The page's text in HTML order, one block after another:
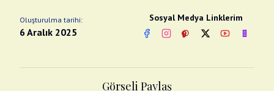
Diğer
Abdest Videoları
Oluşturulma tarihi:
6 Aralık 2025
Sosyal Medya Linklerim
FacebookInstagram
PinterestTwitterYouTube
Görseli Paylaş